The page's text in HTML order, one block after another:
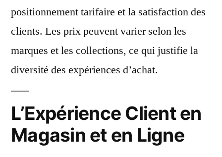
positionnement tarifaire et la satisfaction des
clients. Les prix peuvent varier selon les
marques et les collections, ce qui justifie la
diversité des expériences d’achat.
L’Expérience Client en
Magasin et en Ligne